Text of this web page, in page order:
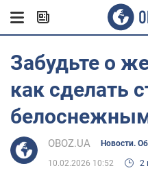
Забудьте о
как сделать
OBOZ.UA Новости.
10.02.2026 10:52 2